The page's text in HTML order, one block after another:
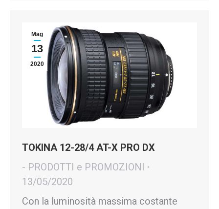
Mag
13
2020
TOKINA 12-28/4 AT-X PRO DX
- PRODOTTI e PROMOZIONI
13/05/2020
Con la luminosità massima costante